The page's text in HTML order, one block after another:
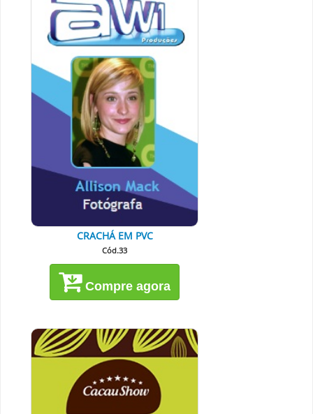
CRACHÁ EM PVC
Cód.33
Compre agora